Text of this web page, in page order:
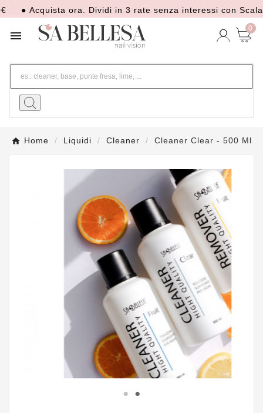
Acquista ora. Dividi in 3 rate senza interessi con Scalapay

0
Home Liquidi Cleaner Cleaner Clear - 500 Ml